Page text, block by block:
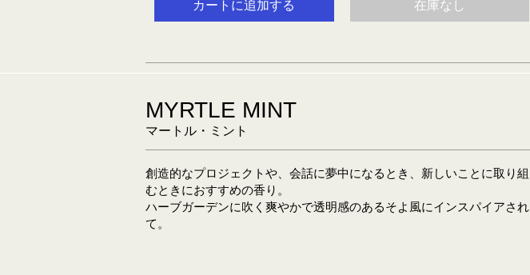
カートに追加する 在庫なし
MYRTLE MINT
マートル・ミント
創造的なプロジェクトや、会話に夢中になるとき、新しいことに取り組
むときにおすすめの香り。
ハーブガーデンに吹く爽やかで透明感のあるそよ風にインスパイアされ
て。